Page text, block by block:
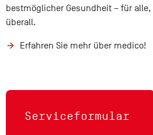
bestmöglicher Gesundheit – für alle,
überall.
Erfahren Sie mehr über medico!
Serviceformular